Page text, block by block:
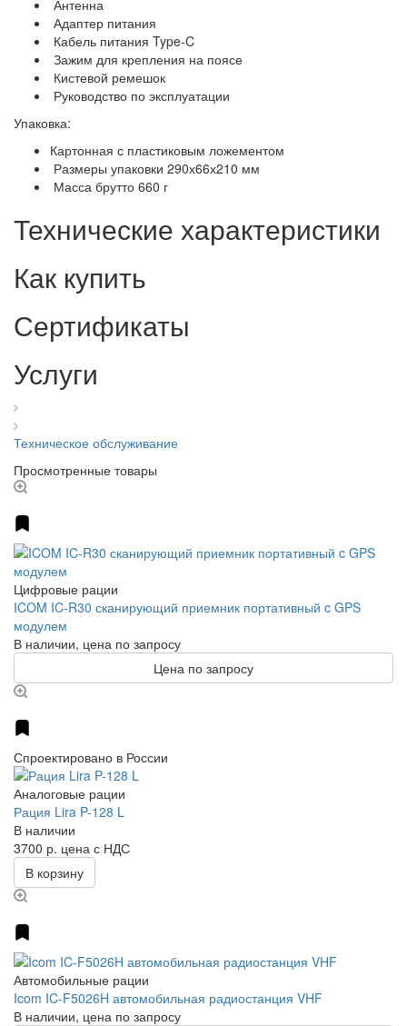
Антенна
Адаптер питания
Кабель питания Type-C
Зажим для крепления на поясе
Кистевой ремешок
Руководство по эксплуатации
Упаковка:
Картонная с пластиковым ложементом
Размеры упаковки 290х66х210 мм
Масса брутто 660 г
Технические характеристики
Как купить
Сертификаты
Услуги
Техническое обслуживание
Просмотренные товары
Цифровые рации
ICOM IC-R30 сканирующий приемник портативный c GPS
модулем
В наличии, цена по запросу
Цена по запросу
Спроектировано в России
Аналоговые рации
Рация Lira P-128 L
В наличии
3700 р. цена с НДС
В корзину
Автомобильные рации
Icom IC-F5026H автомобильная радиостанция VHF
В наличии, цена по запросу